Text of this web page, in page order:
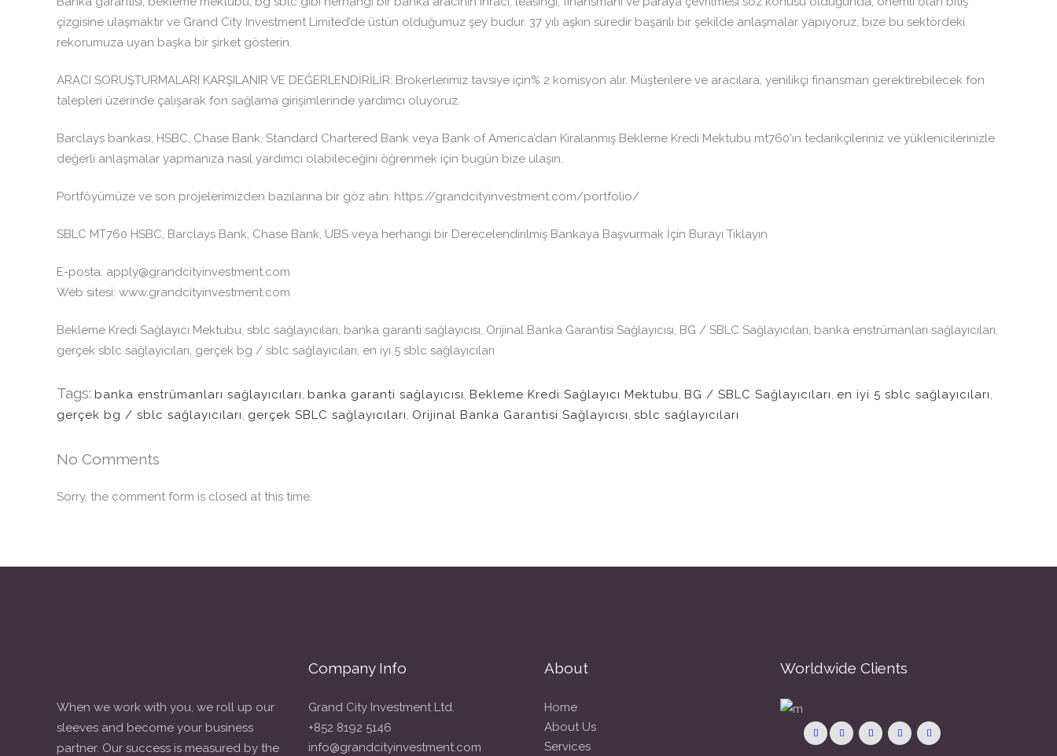
çizgisine ulaşmaktır ve Grand City Investment Limited’de üstün olduğumuz şey budur. 37 yılı aşkın süredir başarılı bir şekilde anlaşmalar yapıyoruz, bize bu sektördeki
rekorumuza uyan başka bir şirket gösterin.
ARACI SORUŞTURMALARI KARŞILANIR VE DEĞERLENDİRİLİR: Brokerlerimiz tavsiye için% 2 komisyon alır. Müşterilere ve aracılara, yenilikçi finansman gerektirebilecek fon
talepleri üzerinde çalışarak fon sağlama girişimlerinde yardımcı oluyoruz.
Barclays bankası, HSBC, Chase Bank, Standard Chartered Bank veya Bank of America’dan Kiralanmış Bekleme Kredi Mektubu mt760’ın tedarikçileriniz ve yüklenicilerinizle
değerli anlaşmalar yapmanıza nasıl yardımcı olabileceğini öğrenmek için bugün bize ulaşın.
Portföyümüze ve son projelerimizden bazılarına bir göz atın: https://grandcityinvestment.com/portfolio/
SBLC MT760 HSBC, Barclays Bank, Chase Bank, UBS veya herhangi bir Derecelendirilmiş Bankaya Başvurmak İçin Burayı Tıklayın
E-posta: apply@grandcityinvestment.com
Web sitesi: www.grandcityinvestment.com
Bekleme Kredi Sağlayıcı Mektubu, sblc sağlayıcıları, banka garanti sağlayıcısı, Orijinal Banka Garantisi Sağlayıcısı, BG / SBLC Sağlayıcıları, banka enstrümanları sağlayıcıları,
gerçek sblc sağlayıcıları, gerçek bg / sblc sağlayıcıları, en iyi 5 sblc sağlayıcıları
Tags: banka enstrümanları sağlayıcıları, banka garanti sağlayıcısı, Bekleme Kredi Sağlayıcı Mektubu, BG / SBLC Sağlayıcıları, en iyi 5 sblc sağlayıcıları,
gerçek bg / sblc sağlayıcıları, gerçek SBLC sağlayıcıları, Orijinal Banka Garantisi Sağlayıcısı, sblc sağlayıcıları
No Comments
Sorry, the comment form is closed at this time.
When we work with you, we roll up our
sleeves and become your business
partner. Our success is measured by the
Company Info
Grand City Investment Ltd.
+852 8192 5146
info@grandcityinvestment.com
About
Home
About Us
Services
Worldwide Clients